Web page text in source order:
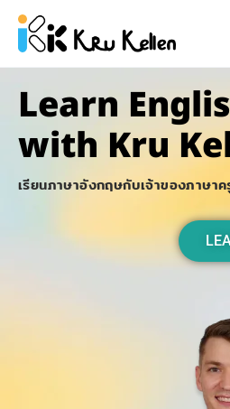
Skip
content
Learn
with Kru
เรียนภาษาอังกฤษกับเจ้าของภาษาค